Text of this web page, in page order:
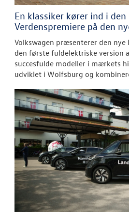
En klassiker kører ind i
Verdenspremiere på den
Volkswagen præsenterer den nye
den første fuldelektriske version
succesfulde modeller i mærkets
udviklet i Wolfsburg og